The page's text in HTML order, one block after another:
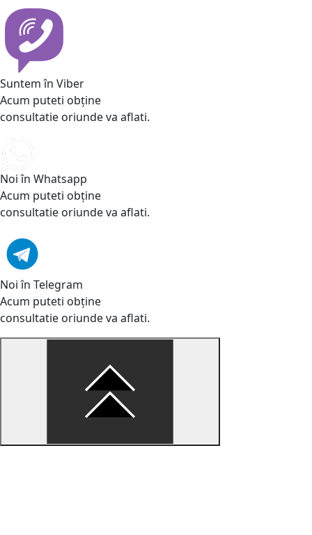
Suntem în Viber
Acum puteti obține
consultatie oriunde va aflati.
Noi în Whatsapp
Acum puteti obține
consultatie oriunde va aflati.
Noi în Telegram
Acum puteti obține
consultatie oriunde va aflati.